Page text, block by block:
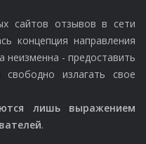
сайтов отзывов в сети
концепция направления
неизменна - предоставить
излагать свое
лишь выражением
.